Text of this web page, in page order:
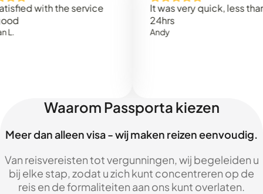
with the service
It was very quick, less than
Waarom Passporta kiezen
Meer dan alleen visa - wij maken reizen eenvoudig.
Van reisvereisten tot vergunningen, wij begeleiden u
bij elke stap, zodat u zich kunt concentreren op de
reis en de formaliteiten aan ons kunt overlaten.